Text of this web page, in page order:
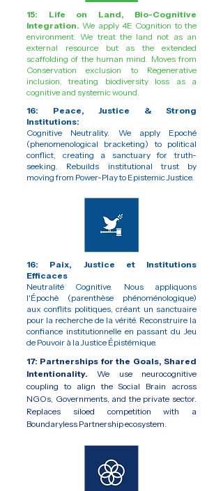
15: Life on Land, Bio-Cognitive
Integration. We apply 4E Cognition to the
environment. We treat the land not as an
external resource but as the extended
scaffolding of the human mind. Moves from
Conservation exclusion to Regenerative
inclusion, treating biodiversity loss as a
cognitive and systemic wound.
16: Peace, Justice & Strong
Institutions:
Cognitive Neutrality. We apply Epoché
(phenomenological bracketing) to political
conflict, creating a sanctuary for truth-
seeking. Rebuilds institutional trust by
moving from Power-Play to Epistemic Justice.
16: Paix, Justice et Institutions
Efficaces
Neutralité Cognitive.
Nous appliquons
l'Épochè (parenthèse phénoménologique)
aux conflits politiques, créant un sanctuaire
pour la recherche de la vérité. Reconstruire la
confiance institutionnelle en passant du Jeu
de Pouvoir à la Justice Épistémique.
17: Partnerships for the Goals, Shared
Intentionality.We use neurocognitive
coupling to align the Social Brain across
NGOs, Governments, and the private sector.
Replaces siloed competition with a
Boundaryless Partnership ecosystem.